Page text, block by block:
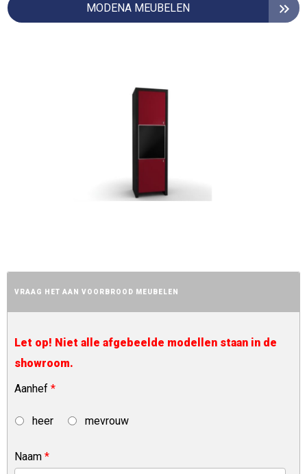
MODENA MEUBELEN
VRAAG HET AAN VOORBROOD MEUBELEN
Let op! Niet alle afgebeelde modellen staan in de
showroom.
Aanhef *
heer mevrouw
Naam *